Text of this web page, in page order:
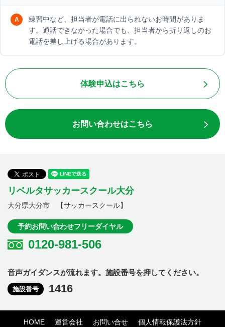
練習中など、担当者が電話に出られないお時間がありま
す。通話できなかった場合でも、担当者から折り返しのお
電話を差し上げる場合があります。
体験申込はこちら
お問い合わせはこちら
リベルタサッカースクール大分
大分県大分市 【サッカースクール】
予約お問い合わせフリーダイヤル
0120-981-506
音声ガイダンスが流れます。施設番号を押してください。
施設番号 1416
HOME 運営会社 お問い合せ
個人情報保護法方針